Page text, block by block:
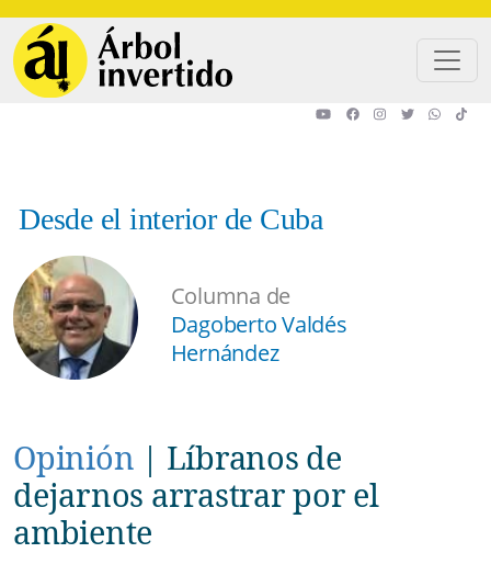
Desde el interior de Cuba
Columna de
Dagoberto Valdés
Hernández
Opinión | Líbranos de
dejarnos arrastrar por el
ambiente